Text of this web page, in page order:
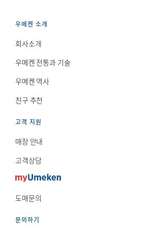
우메켄 소개
회사소개
우메켄 전통과 기술
우메켄 역사
친구 추천
고객 지원
매장 안내
고객상담
도매문의
문의하기